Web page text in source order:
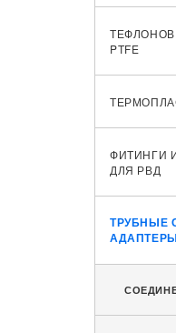
PTFE
ФИТИНГИ
ДЛЯ РВД
ТРУБНЫЕ
АДАПТЕРЫ